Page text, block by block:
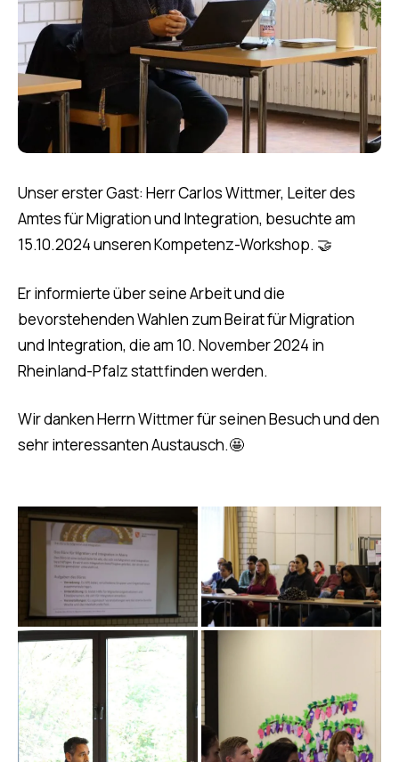
Unser erster Gast: Herr Carlos Wittmer, Leiter des
Amtes für Migration und Integration, besuchte am
15.10.2024 unseren Kompetenz-Workshop. 🤝
Er informierte über seine Arbeit und die
bevorstehenden Wahlen zum Beirat für Migration
und Integration, die am 10. November 2024 in
Rheinland-Pfalz stattfinden werden.
Wir danken Herrn Wittmer für seinen Besuch und den
sehr interessanten Austausch.🤩